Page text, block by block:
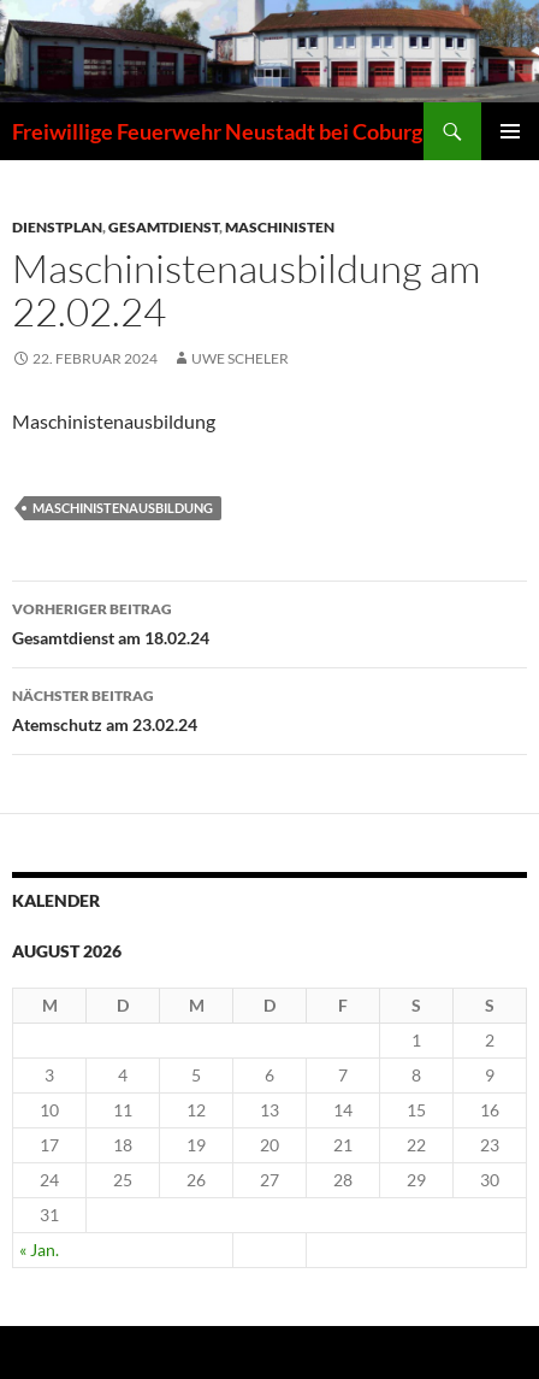
Zum
Inhalt
springen
Freiwillige Feuerwehr Neustadt bei Coburg
DIENSTPLAN,GESAMTDIENST,MASCHINISTEN
Maschinistenausbildung am
22.02.24
22. FEBRUAR 2024 UWE SCHELER
Maschinistenausbildung
MASCHINISTENAUSBILDUNG
Beitragsnavigation
VORHERIGER BEITRAG
Gesamtdienst am 18.02.24
NÄCHSTER BEITRAG
Atemschutz am 23.02.24
KALENDER
AUGUST 2026
M D M D F S S
« Jan.
1
2
3
4 5 6 7 8
9
10
11 12 13 14 15
16
17
18 19 20 21 22
23
24
25 26 27 28 29
30
31